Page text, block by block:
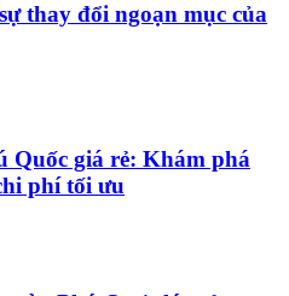
thay đổi ngoạn mục của
Quốc giá rẻ: Khám phá
phí tối ưu